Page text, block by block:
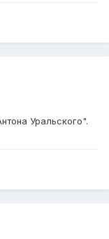
Уральского".